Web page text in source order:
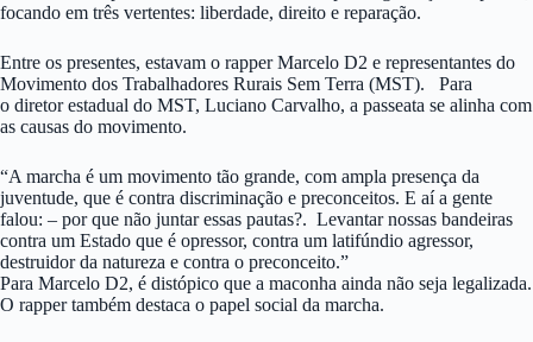
focando em três vertentes: liberdade, direito e reparação.
Entre os presentes, estavam o rapper Marcelo D2 e representantes do
Movimento dos Trabalhadores Rurais Sem Terra (MST). Para
o diretor estadual do MST, Luciano Carvalho, a passeata se alinha com
as causas do movimento.
“A marcha é um movimento tão grande, com ampla presença da
juventude, que é contra discriminação e preconceitos. E aí a gente
falou: – por que não juntar essas pautas?. Levantar nossas bandeiras
contra um Estado que é opressor, contra um latifúndio agressor,
destruidor da natureza e contra o preconceito.”
Para Marcelo D2, é distópico que a maconha ainda não seja legalizada.
O rapper também destaca o papel social da marcha.